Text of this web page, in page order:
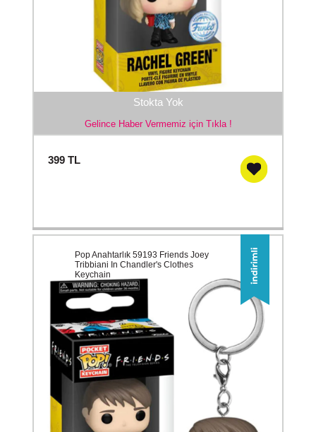
Stokta Yok
Gelince Haber Vermemiz için Tıkla !
399 TL
Pop Anahtarlık 59193 Friends Joey
Tribbiani In Chandler's Clothes
Keychain